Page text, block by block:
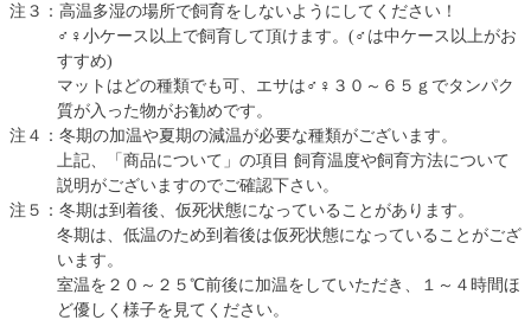
注３：高温多湿の場所で飼育をしないようにしてください！
♂♀小ケース以上で飼育して頂けます。(♂は中ケース以上がお
すすめ)
マットはどの種類でも可、エサは♂♀３０～６５ｇでタンパク
質が入った物がお勧めです。
注４：冬期の加温や夏期の減温が必要な種類がございます。
上記、「商品について」の項目 飼育温度や飼育方法について
説明がございますのでご確認下さい。
注５：冬期は到着後、仮死状態になっていることがあります。
冬期は、低温のため到着後は仮死状態になっていることがござ
います。
室温を２０～２５℃前後に加温をしていただき、１～４時間ほ
ど優しく様子を見てください。